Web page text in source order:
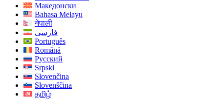
Македонски
Bahasa Melayu
नेपाली
فارسی
Português
Română
Русский
Srpski
Slovenčina
Slovenščina
தமிழ்